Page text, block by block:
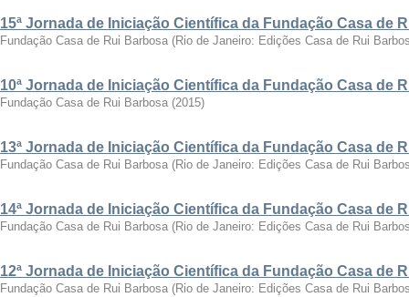
15ª Jornada de Iniciação Científica da Fundação Casa de
Fundação Casa de Rui Barbosa (Rio de Janeiro: Edições Casa de Rui
10ª Jornada de Iniciação Científica da Fundação Casa de
Fundação Casa de Rui Barbosa (2015)
13ª Jornada de Iniciação Científica da Fundação Casa de
Fundação Casa de Rui Barbosa (Rio de Janeiro: Edições Casa de Rui
14ª Jornada de Iniciação Científica da Fundação Casa de
Fundação Casa de Rui Barbosa (Rio de Janeiro: Edições Casa de Rui
12ª Jornada de Iniciação Científica da Fundação Casa de
Fundação Casa de Rui Barbosa (Rio de Janeiro: Edições Casa de Rui